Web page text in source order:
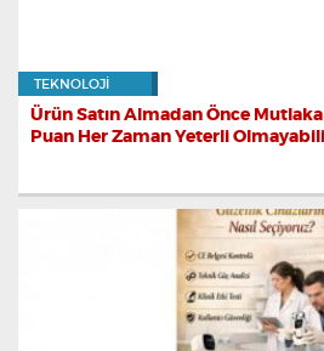
TEKNOLOJI
Ürün Satın Almadan Önce
Puan Her Zaman Yeterli